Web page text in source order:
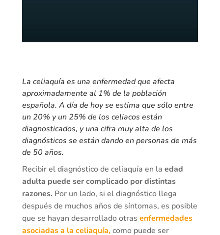
La celiaquía es una enfermedad que afecta
aproximadamente al 1% de la población
española. A día de hoy se estima que sólo entre
un 20% y un 25% de los celiacos están
diagnosticados, y una cifra muy alta de los
diagnósticos se están dando en personas de más
de 50 años.
Recibir el diagnóstico de celiaquía en la edad
adulta puede ser complicado por distintas
razones. Por un lado, si el diagnóstico llega
después de muchos años de síntomas, es posible
que se hayan desarrollado otras enfermedades
asociadas a la celiaquía,como puede ser